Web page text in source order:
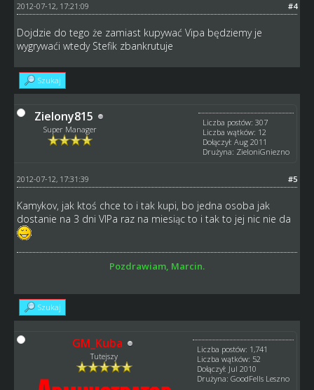
#4
2012-07-12, 17:21:09
Dojdzie do tego że zamiast kupywać Vipa będziemy je
wygrywaći wtedy Stefik zbankrutuje
Szukaj
Zielony815
Super Manager
Liczba postów: 307
Liczba wątków: 12
Dołączył: Aug 2011
Drużyna: ZieloniGniezno
#5
2012-07-12, 17:31:39
Kamykov, jak ktoś chce to i tak kupi, bo jedna osoba jak
dostanie na 3 dni VIPa raz na miesiąc to i tak to jej nic nie da
Pozdrawiam, Marcin.
Szukaj
GM_Kuba
Tutejszy
Liczba postów: 1,741
Liczba wątków: 52
Dołączył: Jul 2010
Drużyna: GoodFells Leszno